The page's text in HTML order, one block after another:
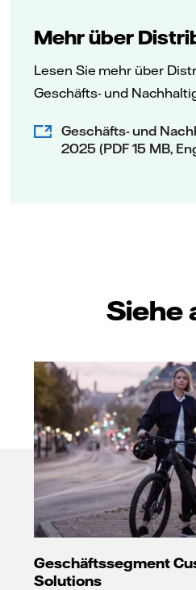
Mehr über
Lesen Sie mehr über
Geschäfts- und
Geschäfts- und
2025 (PDF 15 MB,
Siehe
Geschäftssegment
Solutions